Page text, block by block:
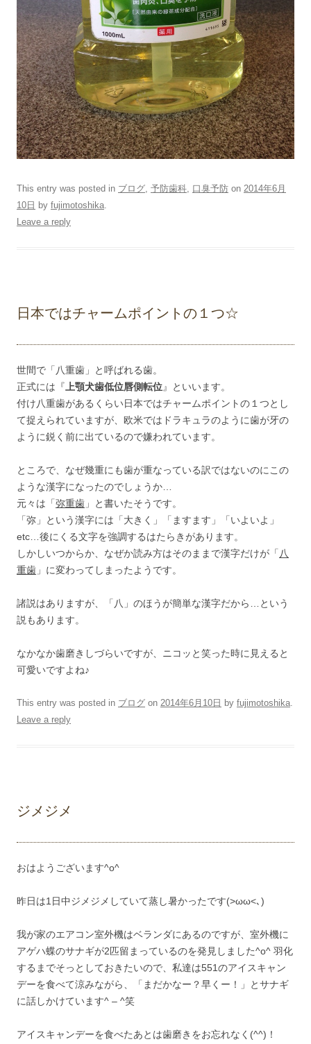
This entry was posted in ブログ 予防歯科 口臭予防 on 2014年6月
10日 by fujimotoshika
Leave a reply
日本ではチャームポイントの１つ☆
世間で「八重歯」と呼ばれる歯。
正式には『 上顎犬歯低位唇側転位』といいます。
付け八重歯があるくらい日本ではチャームポイントの１つとし
て捉えられていますが、欧米ではドラキュラのように歯が牙の
ように鋭く前に出ているので嫌われています。
ところで、なぜ幾重にも歯が重なっている訳ではないのにこの
ような漢字になったのでしょうか…
元々は「弥重歯 」と書いたそうです。
「弥」という漢字には「大きく」「ますます」「いよいよ」
etc…後にくる文字を強調するはたらきがあります。
しかしいつからか、なぜか読み方はそのままで漢字だけが「 八
重歯 」に変わってしまったようです。
諸説はありますが、「八」のほうが簡単な漢字だから…という
説もあります。
なかなか歯磨きしづらいですが、ニコッと笑った時に見えると
可愛いですよね♪
This entry was posted in ブログ on 2014年6月10日 by fujimotoshika
Leave a reply
ジメジメ
おはようございます^o^
昨日は1日中ジメジメしていて蒸し暑かったです(>ωω<､)
我が家のエアコン室外機はベランダにあるのですが、室外機に
アゲハ蝶のサナギが2匹留まっているのを発見しました^o^ 羽化
するまでそっとしておきたいので、私達は551のアイスキャン
デーを食べて涼みながら、「まだかなー？早くー！」とサナギ
に話しかけています^ – ^笑
アイスキャンデーを食べたあとは歯磨きをお忘れなく(^^)！